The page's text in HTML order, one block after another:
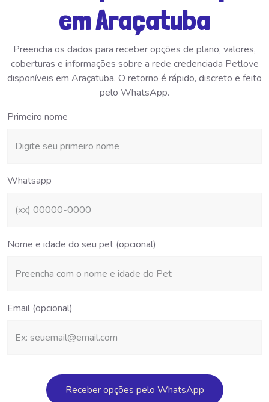
em Araçatuba
Preencha os dados para receber opções de plano, valores,
coberturas e informações sobre a rede credenciada Petlove
disponíveis em Araçatuba. O retorno é rápido, discreto e feito
pelo WhatsApp.
Primeiro nome
Whatsapp
Nome e idade do seu pet (opcional)
Email (opcional)